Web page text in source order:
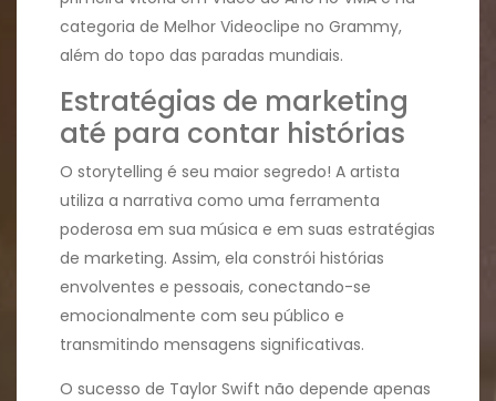
categoria de Melhor Videoclipe no Grammy,
além do topo das paradas mundiais.
Estratégias de marketing
até para contar histórias
O storytelling é seu maior segredo! A artista
utiliza a narrativa como uma ferramenta
poderosa em sua música e em suas estratégias
de marketing. Assim, ela constrói histórias
envolventes e pessoais, conectando-se
emocionalmente com seu público e
transmitindo mensagens significativas.
O sucesso de Taylor Swift não depende apenas